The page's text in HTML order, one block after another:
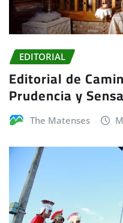
EDITORIAL
Editorial de
Prudencia y
The Matenses